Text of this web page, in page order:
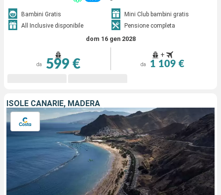
Bambini Gratis
Mini Club bambini gratis
All Inclusive disponibile
Pensione completa
dom 16 gen 2028
da 599 €
+
da 1 109 €
ISOLE CANARIE, MADERA